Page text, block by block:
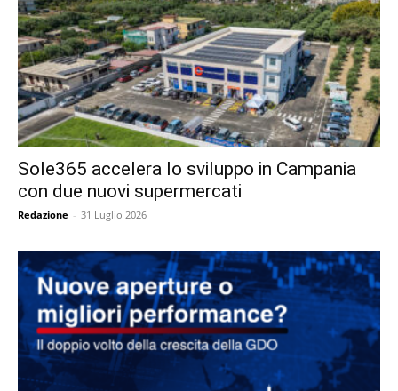
Sole365 accelera lo sviluppo in Campania
con due nuovi supermercati
Redazione - 31 Luglio 2026